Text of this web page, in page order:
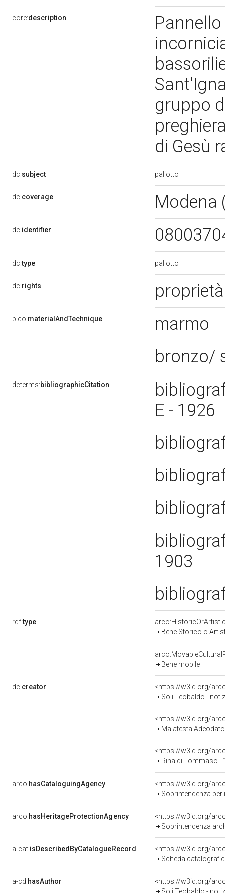
core:description
gruppo
di Gesù
dc:subject paliotto
dc:coverage Modena
dc:identifier
dc:type paliotto
dc:rights
pico:materialAndTechnique
marmo
bronzo/
dcterms:bibliographicCitation
E - 1926
1903
rdf:type
Bene Storico o
Bene mobile
dc:creator
<https://w3id.org/
Soli Teobaldo -
<https://w3id.org/
Malatesta
<https://w3id.org/
Rinaldi Tommaso -
arco:hasCataloguingAgency
<https://w3id.org/
Soprintendenza per
arco:hasHeritageProtectionAgency
<https://w3id.org/
Soprintendenza
a-cat:isDescribedByCatalogueRecord
<https://w3id.org/
Scheda
a-cd:hasAuthor
<https://w3id.org/